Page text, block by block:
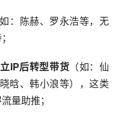
如：陈赫、罗永浩等，无
IP后转型带货 （如：仙
晗、韩小浪等），这类
量助推；